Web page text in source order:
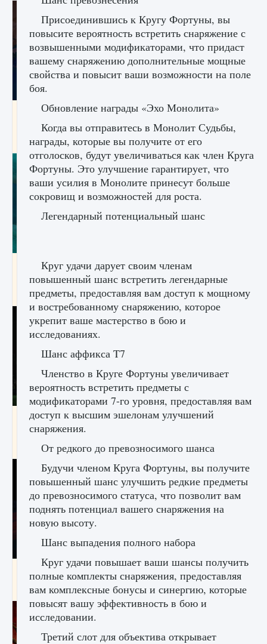
Как разблокировать заклинание Крист в
Creatures of Ava
9 августа 2024 1 393 0 0
Как приручить существ из степей Тамура в
игре Creatures of Ava
9 августа 2024 1 164 0 0
Как исправить ошибку EA FC 25 beta,
которая не работает
9 августа 2024 1 370 0 0
Как создавать предметы в Creatures of Ava
9 августа 2024 1 266 0 0
Присоединившись к Кругу Фортуны, вы
повысите вероятность встретить снаряжение с
возвышенными модификаторами, что придаст
вашему снаряжению дополнительные мощные
свойства и повысит ваши возможности на поле
боя.
Обновление награды «Эхо Монолита»
Когда вы отправитесь в Монолит Судьбы,
награды, которые вы получите от его
отголосков, будут увеличиваться как член Круга
Фортуны. Это улучшение гарантирует, что
ваши усилия в Монолите принесут больше
сокровищ и возможностей для роста.
Легендарный потенциальный шанс
Круг удачи дарует своим членам
повышенный шанс встретить легендарные
предметы, предоставляя вам доступ к мощному
и востребованному снаряжению, которое
укрепит ваше мастерство в бою и
исследованиях.
Шанс аффикса T7
Членство в Круге Фортуны увеличивает
вероятность встретить предметы с
модификаторами 7-го уровня, предоставляя вам
доступ к высшим эшелонам улучшений
снаряжения.
От редкого до превозносимого шанса
Будучи членом Круга Фортуны, вы получите
повышенный шанс улучшить редкие предметы
до превозносимого статуса, что позволит вам
поднять потенциал вашего снаряжения на
новую высоту.
Шанс выпадения полного набора
Круг удачи повышает ваши шансы получить
полные комплекты снаряжения, предоставляя
вам комплексные бонусы и синергию, которые
повысят вашу эффективность в бою и
исследовании.
Третий слот для объектива открывает